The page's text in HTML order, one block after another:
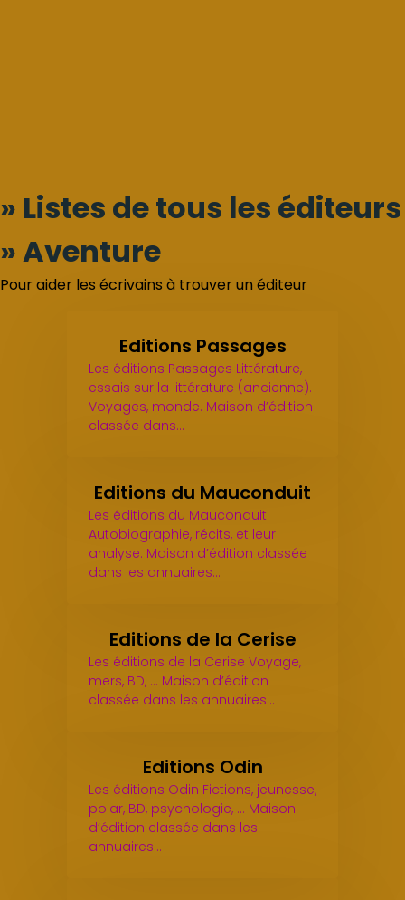
» Listes de tous les éditeurs
» Aventure
Pour aider les écrivains à trouver un éditeur
Editions Passages
Les éditions Passages Littérature,
essais sur la littérature (ancienne).
Voyages, monde. Maison d’édition
classée dans…
Editions du Mauconduit
Les éditions du Mauconduit
Autobiographie, récits, et leur
analyse. Maison d’édition classée
dans les annuaires…
Editions de la Cerise
Les éditions de la Cerise Voyage,
mers, BD, ... Maison d’édition
classée dans les annuaires…
Editions Odin
Les éditions Odin Fictions, jeunesse,
polar, BD, psychologie, ... Maison
d’édition classée dans les
annuaires…